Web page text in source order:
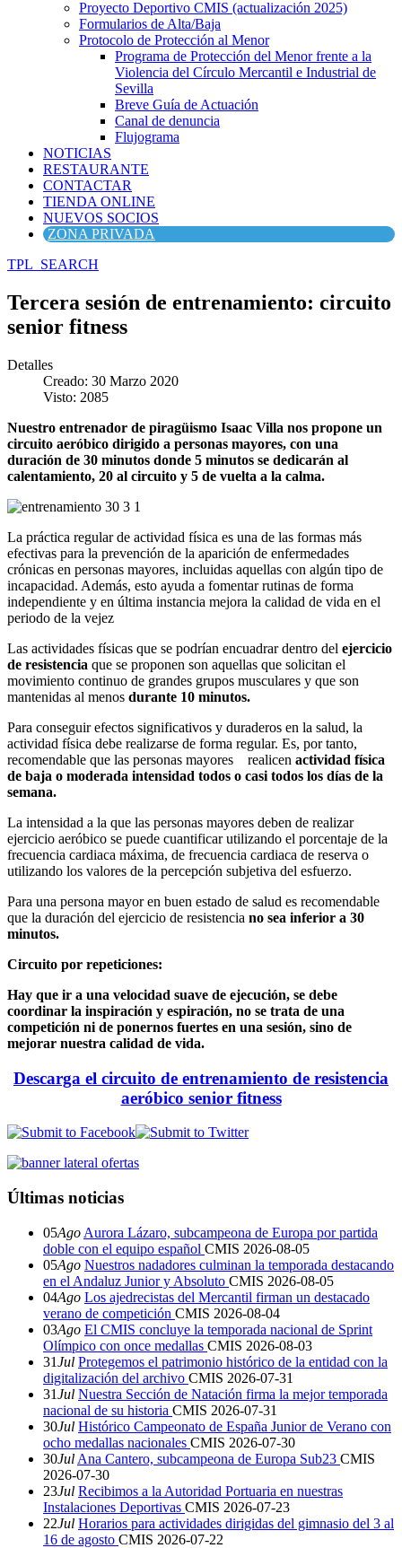
Proyecto Deportivo CMIS (actualización 2025)
Formularios de Alta/Baja
Protocolo de Protección al Menor
Programa de Protección del Menor frente a la
Violencia del Círculo Mercantil e Industrial de
Sevilla
Breve Guía de Actuación
Canal de denuncia
Flujograma
NOTICIAS
RESTAURANTE
CONTACTAR
TIENDA ONLINE
NUEVOS SOCIOS
ZONA PRIVADA
TPL_SEARCH
Tercera sesión de entrenamiento: circuito
senior fitness
Detalles
Creado: 30 Marzo 2020
Visto: 2085
Nuestro entrenador de piragüismo Isaac Villa nos propone un
circuito aeróbico dirigido a personas mayores, con una
duración de 30 minutos donde 5 minutos se dedicarán al
calentamiento, 20 al circuito y 5 de vuelta a la calma.
La práctica regular de actividad física es una de las formas más
efectivas para la prevención de la aparición de enfermedades
crónicas en personas mayores, incluidas aquellas con algún tipo de
incapacidad. Además, esto ayuda a fomentar rutinas de forma
independiente y en última instancia mejora la calidad de vida en el
periodo de la vejez
Las actividades físicas que se podrían encuadrar dentro del ejercicio
de resistencia que se proponen son aquellas que solicitan el
movimiento continuo de grandes grupos musculares y que son
mantenidas al menos durante 10 minutos.
Para conseguir efectos significativos y duraderos en la salud, la
actividad física debe realizarse de forma regular. Es, por tanto,
recomendable que las personas mayores realicen actividad física
de baja o moderada intensidad todos o casi todos los días de la
semana.
La intensidad a la que las personas mayores deben de realizar
ejercicio aeróbico se puede cuantificar utilizando el porcentaje de la
frecuencia cardiaca máxima, de frecuencia cardiaca de reserva o
utilizando los valores de la percepción subjetiva del esfuerzo.
Para una persona mayor en buen estado de salud es recomendable
que la duración del ejercicio de resistencia no sea inferior a 30
minutos.
Circuito por repeticiones:
Hay que ir a una velocidad suave de ejecución, se debe
coordinar la inspiración y espiración, no se trata de una
competición ni de ponernos fuertes en una sesión, sino de
mejorar nuestra calidad de vida.
Descarga el circuito de entrenamiento de resistencia
aeróbico senior fitness
Últimas noticias
05Ago Aurora Lázaro, subcampeona de Europa por partida
doble con el equipo español CMIS 2026-08-05
05Ago Nuestros nadadores culminan la temporada destacando
en el Andaluz Junior y Absoluto CMIS 2026-08-05
04Ago Los ajedrecistas del Mercantil firman un destacado
verano de competición CMIS 2026-08-04
03Ago El CMIS concluye la temporada nacional de Sprint
Olímpico con once medallas CMIS 2026-08-03
31Jul Protegemos el patrimonio histórico de la entidad con la
digitalización del archivo CMIS 2026-07-31
31Jul Nuestra Sección de Natación firma la mejor temporada
nacional de su historia CMIS 2026-07-31
30Jul Histórico Campeonato de España Junior de Verano con
ocho medallas nacionales CMIS 2026-07-30
30Jul Ana Cantero, subcampeona de Europa Sub23 CMIS
2026-07-30
23Jul Recibimos a la Autoridad Portuaria en nuestras
Instalaciones Deportivas CMIS 2026-07-23
22Jul Horarios para actividades dirigidas del gimnasio del 3 al
16 de agosto CMIS 2026-07-22